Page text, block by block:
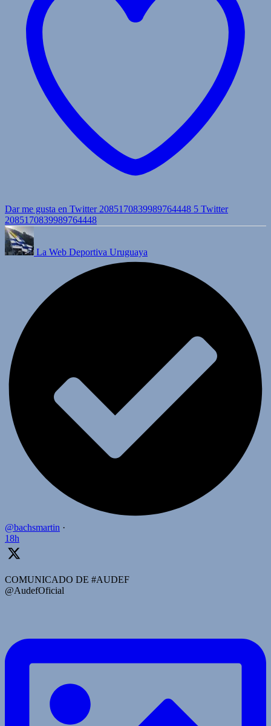
Dar me gusta en Twitter 2085170839989764448 5 Twitter
2085170839989764448
La Web Deportiva Uruguaya
@bachsmartin ·
18h
COMUNICADO DE #AUDEF
@AudefOficial